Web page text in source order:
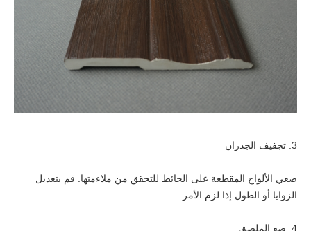
3. تجفيف الجدران
ضعي الألواح المقطعة على الحائط للتحقق من ملاءمتها. قم بتعديل
الزوايا أو الطول إذا لزم الأمر.
4. ضع الملصق